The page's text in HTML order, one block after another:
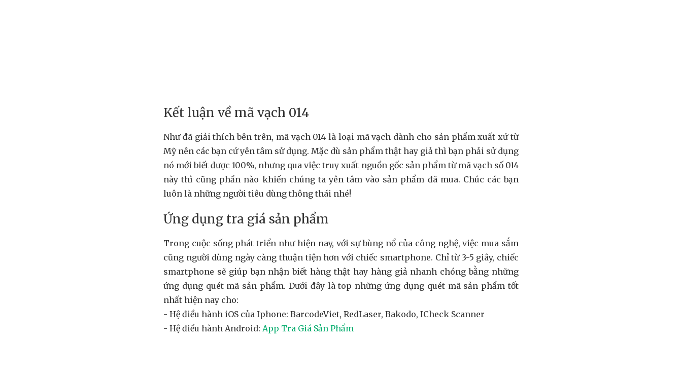
Kết luận về mã vạch 014
Như đã giải thích bên trên, mã vạch 014 là loại mã vạch dành cho sản phẩm xuất xứ từ
Mỹ nên các bạn cứ yên tâm sử dụng. Mặc dù sản phẩm thật hay giả thì bạn phải sử dụng
nó mới biết được 100%, nhưng qua việc truy xuất nguồn gốc sản phẩm từ mã vạch số 014
này thì cũng phần nào khiến chúng ta yên tâm vào sản phẩm đã mua. Chúc các bạn
luôn là những người tiêu dùng thông thái nhé!
Ứng dụng tra giá sản phẩm
Trong cuộc sống phát triển như hiện nay, với sự bùng nổ của công nghệ, việc mua sắm
cũng người dùng ngày càng thuận tiện hơn với chiếc smartphone. Chỉ từ 3-5 giây, chiếc
smartphone sẽ giúp bạn nhận biết hàng thật hay hàng giả nhanh chóng bằng những
ứng dụng quét mã sản phẩm. Dưới đây là top những ứng dụng quét mã sản phẩm tốt
nhất hiện nay cho:
- Hệ điều hành iOS của Iphone: BarcodeViet, RedLaser, Bakodo, ICheck Scanner
- Hệ điều hành Android: App Tra Giá Sản Phẩm